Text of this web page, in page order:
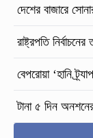
দেশের বাজারে
রাষ্ট্রপতি
বেপরোয়া ‘হানি
টানা ৫ দিন